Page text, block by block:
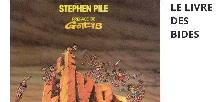
LE LIVRE
DES
BIDES